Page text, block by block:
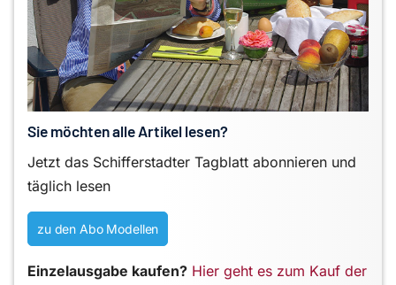
Sie möchten alle Artikel lesen?
Jetzt das Schifferstadter Tagblatt abonnieren und
täglich lesen
zu den Abo Modellen
Einzelausgabe kaufen? Hier geht es zum Kauf der